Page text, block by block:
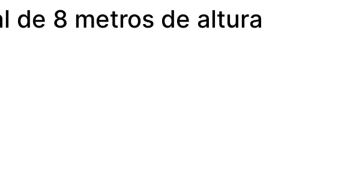
de 8 metros de altura